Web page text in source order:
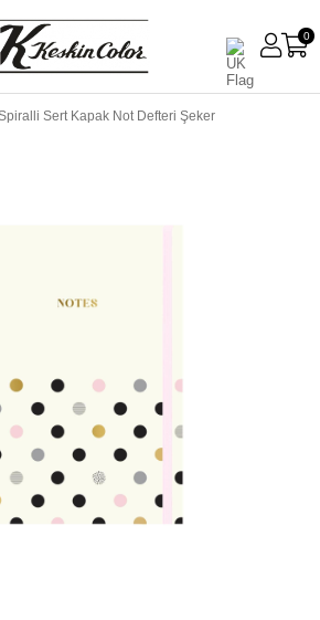
0
Sert Kapak Not Defteri Şeker